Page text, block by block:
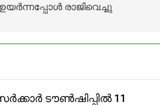
രാജിവെച്ചു
ടൗൺഷിപ്പിൽ 11